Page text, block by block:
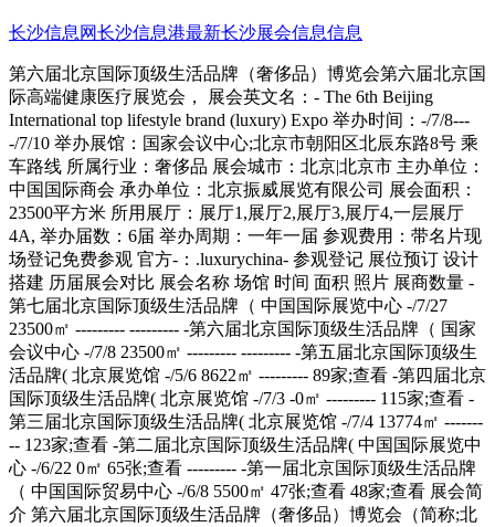
长沙信息网长沙信息港最新长沙展会信息信息
第六届北京国际顶级生活品牌（奢侈品）博览会第六届北京国
际高端健康医疗展览会， 展会英文名：- The 6th Beijing
International top lifestyle brand (luxury) Expo 举办时间：-/7/8---
-/7/10 举办展馆：国家会议中心;北京市朝阳区北辰东路8号 乘
车路线 所属行业：奢侈品 展会城市：北京|北京市 主办单位：
中国国际商会 承办单位：北京振威展览有限公司 展会面积：
23500平方米 所用展厅：展厅1,展厅2,展厅3,展厅4,一层展厅
4A, 举办届数：6届 举办周期：一年一届 参观费用：带名片现
场登记免费参观 官方-：.luxurychina- 参观登记 展位预订 设计
搭建 历届展会对比 展会名称 场馆 时间 面积 照片 展商数量 -
第七届北京国际顶级生活品牌（ 中国国际展览中心 -/7/27
23500㎡ --------- --------- -第六届北京国际顶级生活品牌（ 国家
会议中心 -/7/8 23500㎡ --------- --------- -第五届北京国际顶级生
活品牌( 北京展览馆 -/5/6 8622㎡ --------- 89家;查看 -第四届北京
国际顶级生活品牌( 北京展览馆 -/7/3 -0㎡ --------- 115家;查看 -
第三届北京国际顶级生活品牌( 北京展览馆 -/7/4 13774㎡ -------
-- 123家;查看 -第二届北京国际顶级生活品牌( 中国国际展览中
心 -/6/22 0㎡ 65张;查看 --------- -第一届北京国际顶级生活品牌
（ 中国国际贸易中心 -/6/8 5500㎡ 47张;查看 48家;查看 展会简
介 第六届北京国际顶级生活品牌（奢侈品）博览会（简称;北